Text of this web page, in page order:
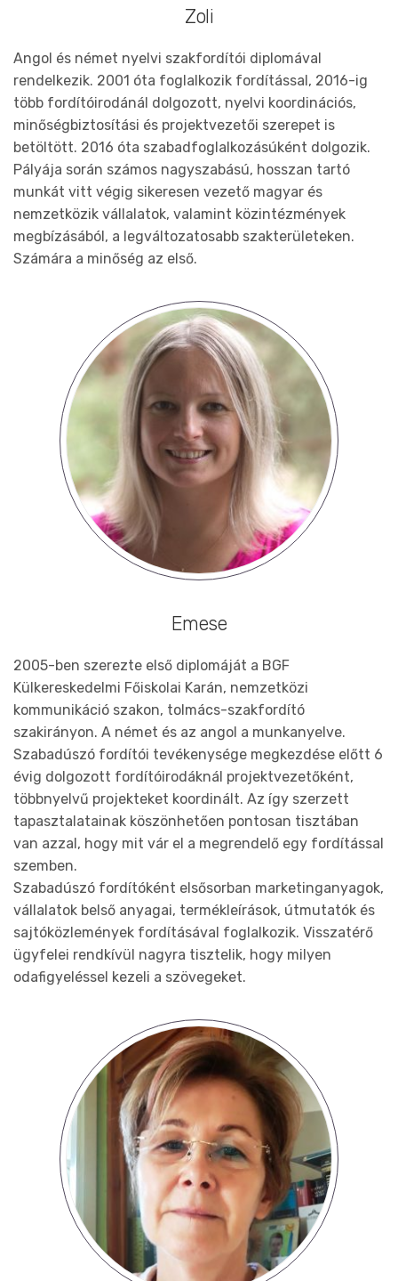
Zoli
Angol és német nyelvi szakfordítói diplomával
rendelkezik. 2001 óta foglalkozik fordítással, 2016-ig
több fordítóirodánál dolgozott, nyelvi koordinációs,
minőségbiztosítási és projektvezetői szerepet is
betöltött. 2016 óta szabadfoglalkozásúként dolgozik.
Pályája során számos nagyszabású, hosszan tartó
munkát vitt végig sikeresen vezető magyar és
nemzetközik vállalatok, valamint közintézmények
megbízásából, a legváltozatosabb szakterületeken.
Számára a minőség az első.
Emese
2005-ben szerezte első diplomáját a BGF
Külkereskedelmi Főiskolai Karán, nemzetközi
kommunikáció szakon, tolmács-szakfordító
szakirányon. A német és az angol a munkanyelve.
Szabadúszó fordítói tevékenysége megkezdése előtt 6
évig dolgozott fordítóirodáknál projektvezetőként,
többnyelvű projekteket koordinált. Az így szerzett
tapasztalatainak köszönhetően pontosan tisztában
van azzal, hogy mit vár el a megrendelő egy fordítással
szemben.
Szabadúszó fordítóként elsősorban marketinganyagok,
vállalatok belső anyagai, termékleírások, útmutatók és
sajtóközlemények fordításával foglalkozik. Visszatérő
ügyfelei rendkívül nagyra tisztelik, hogy milyen
odafigyeléssel kezeli a szövegeket.